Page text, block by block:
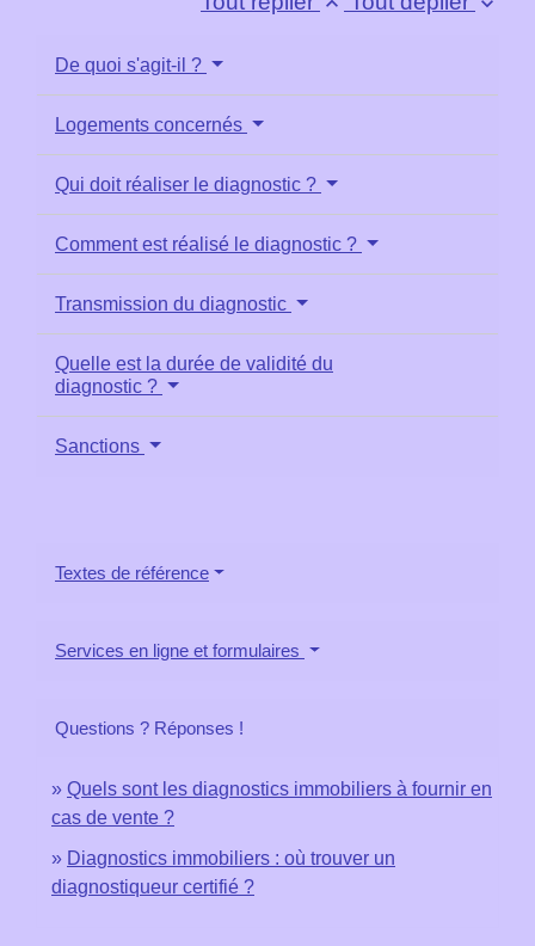
De quoi s'agit-il ?
Logements concernés
Qui doit réaliser le diagnostic ?
Comment est réalisé le diagnostic ?
Transmission du diagnostic
Quelle est la durée de validité du
diagnostic ?
Sanctions
Textes de référence
Services en ligne et formulaires
Questions ? Réponses !
Quels sont les diagnostics immobiliers à fournir en
cas de vente ?
Diagnostics immobiliers : où trouver un
diagnostiqueur certifié ?